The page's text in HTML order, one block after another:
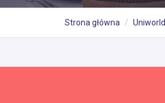
Strona główna Uniworld